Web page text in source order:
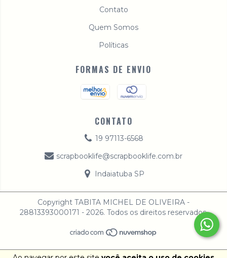
Contato
Quem Somos
Políticas
FORMAS DE ENVIO
CONTATO
19 97113-6568
scrapbooklife@scrapbooklife.com.br
Indaiatuba SP
Copyright TABITA MICHEL DE OLIVEIRA -
28813393000171 - 2026. Todos os direitos reservados.